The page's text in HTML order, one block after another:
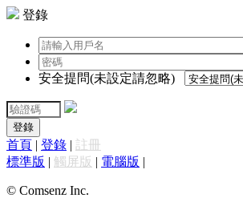
登錄
安全提問(未設定請忽略)
登錄
首頁 | 登錄 | 註冊
標準版 | 觸屏版 | 電腦版 |
© Comsenz Inc.